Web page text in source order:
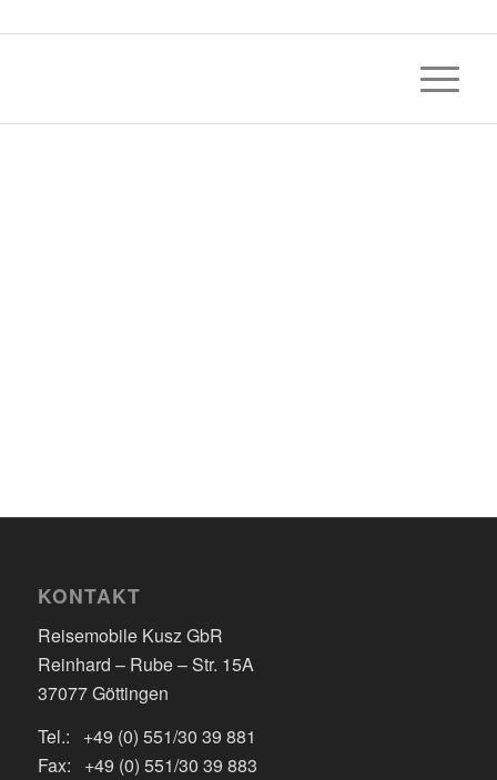
KONTAKT
Reisemobile Kusz GbR
Reinhard – Rube – Str. 15A
37077 Göttingen
Tel.: +49 (0) 551/30 39 881
Fax: +49 (0) 551/30 39 883